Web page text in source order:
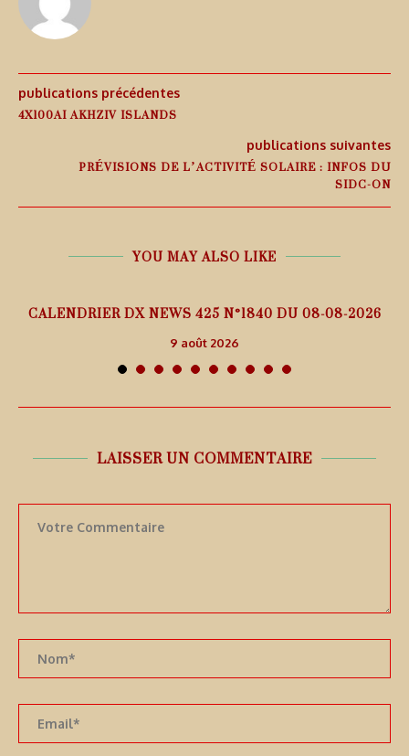
publications précédentes
4X100AI AKHZIV ISLANDS
publications suivantes
PRÉVISIONS DE L’ACTIVITÉ SOLAIRE : INFOS DU
SIDC-ON
YOU MAY ALSO LIKE
CALENDRIER DX NEWS 425 N°1840 DU 08-08-2026
9 août 2026
LAISSER UN COMMENTAIRE